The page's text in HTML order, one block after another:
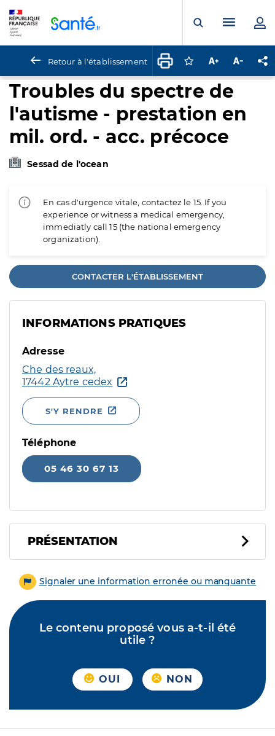
Ouvrir laMenu
Retour à l'établissement Connectez-vous
Augmenter la
Troubles du spectre de
l'autisme - prestation en
mil. ord. - acc. précoce
Sessad de l'ocean
En cas d'urgence vitale, contactez le 15. If you
experience or witness a medical emergency,
immediatly call 15 (the national emergency
organization).
CONTACTER L'ÉTABLISSEMENT
INFORMATIONS PRATIQUES
Adresse
Che des reaux,
17442 Aytre cedex
S'Y RENDRE
Téléphone
05 46 30 67 13
PRÉSENTATION
Signaler une information erronée ou manquante
Le contenu proposé vous a-t-il été
utile ?
OUI NON